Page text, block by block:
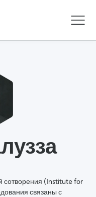
сотворения (Institute for
связаны с